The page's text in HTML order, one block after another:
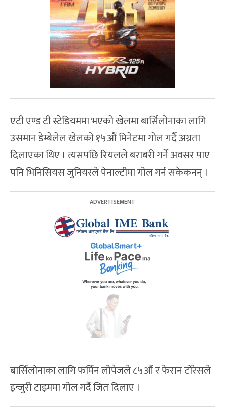
एटी एण्ड टी स्टेडियममा भएको खेलमा बार्सिलोनाका लागि
उसमान डेम्बेलेल खेलको १५औं मिनेटमा गोल गर्दै अग्रता
दिलाएका थिए । त्यसपछि रियलले बराबरी गर्ने अवसर पाए
पनि भिनिसियस जुनियरले पेनाल्टीमा गोल गर्न सकेकनन् ।
बार्सिलोनाका लागि फर्मिन लोपेजले ८५औं र फेरान टोरेसले
इन्जुरी टाइममा गोल गर्दै जित दिलाए ।